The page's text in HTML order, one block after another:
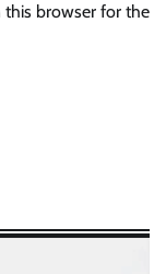
this browser for the